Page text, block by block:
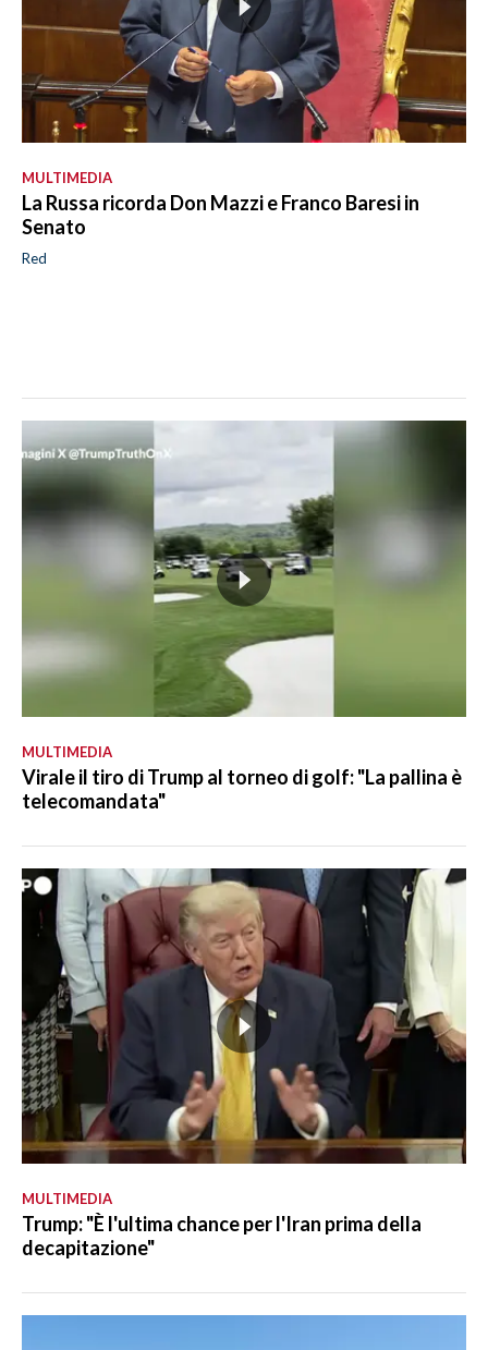
MULTIMEDIA
La Russa ricorda Don Mazzi e Franco Baresi in
Senato
Red
MULTIMEDIA
Virale il tiro di Trump al torneo di golf: "La pallina è
telecomandata"
MULTIMEDIA
Trump: "È l'ultima chance per l'Iran prima della
decapitazione"